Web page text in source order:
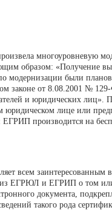
многоуровневую
образом: «Получение
модернизации были
законе от 8.08.2001 №
и юридических лиц».
лице или
производится на
всем
из ЕГРЮЛ и ЕГРИП о том
документа,
такого рода